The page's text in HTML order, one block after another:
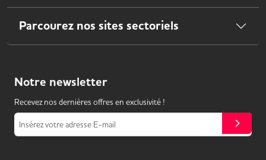
Parcourez nos sites sectoriels
Notre newsletter
Recevez nos dernières offres en exclusivité !
Insérez votre adresse E-mail